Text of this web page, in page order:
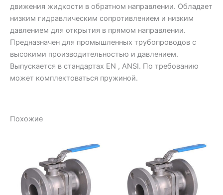
движения жидкости в обратном направлении. Обладает
низким гидравлическим сопротивлением и низким
давлением для открытия в прямом направлении.
Предназначен для промышленных трубопроводов с
высокими производительностью и давлением.
Выпускается в стандартах EN , ANSI. По требованию
может комплектоваться пружиной.
Похожие